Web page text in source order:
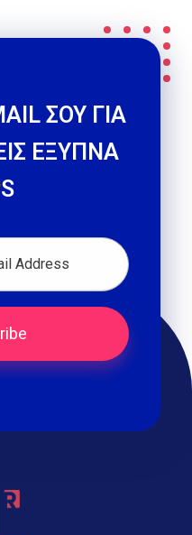
ΣΟΥ ΓΙΑ
ΕΞΥΠΝΑ